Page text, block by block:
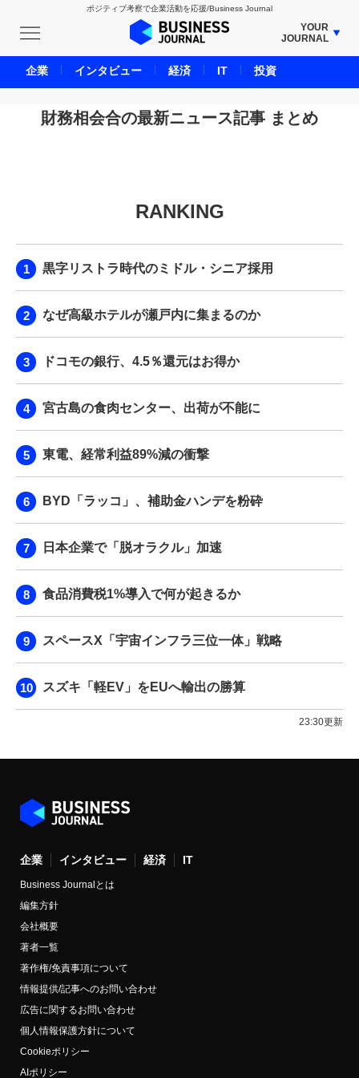
ポジティブ考察で企業活動を応援/Business Journal
YOUR
JOURNAL
BUSINESS JOURNAL
UNICORN JOURNAL
CARBON CREDITS JOURNAL
LIFE ENDING JOURNAL
BPaaS JOURNAL
財務相会合の最新ニュース記事 まとめ
RANKING
黒字リストラ時代のミドル・シニア採用
なぜ高級ホテルが瀬戸内に集まるのか
ドコモの銀行、4.5％還元はお得か
宮古島の食肉センター、出荷が不能に
東電、経常利益89%減の衝撃
BYD「ラッコ」、補助金ハンデを粉砕
日本企業で「脱オラクル」加速
食品消費税1%導入で何が起きるか
スペースX「宇宙インフラ三位一体」戦略
スズキ「軽EV」をEUへ輸出の勝算
23:30更新
企業 インタビュー 経済 IT
Business Journalとは
編集方針
会社概要
著者一覧
著作権/免責事項について
情報提供/記事へのお問い合わせ
広告に関するお問い合わせ
個人情報保護方針について
Cookieポリシー
AIポリシー
企業 インタビュー 経済 IT 投資